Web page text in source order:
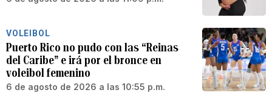
VOLEIBOL
Puerto Rico no pudo con las “Reinas
del Caribe” e irá por el bronce en
voleibol femenino
6 de agosto de 2026 a las 10:55 p.m.